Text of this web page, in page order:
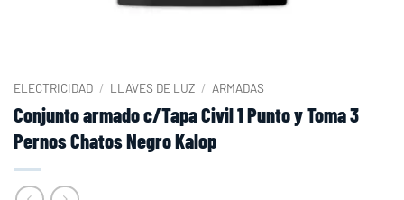
ELECTRICIDAD / LLAVES DE LUZ / ARMADAS
Conjunto armado c/Tapa Civil 1 Punto y Toma 3
Pernos Chatos Negro Kalop